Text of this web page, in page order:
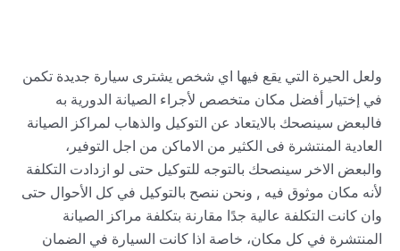
ولعل الحيرة التي يقع فيها اي شخص يشترى سيارة جديدة تكمن
في إختيار أفضل مكان متخصص لأجراء الصيانة الدورية به
فالبعض سينصحك بالايتعاد عن التوكيل والذهاب لمراكز الصيانة
العادية المنتشرة فى الكثير من الاماكن من اجل التوفير،
والبعض الاخر سينصحك بالتوجه للتوكيل حتى لو ازدادت التكلفة
لأنه مكان موثوق فيه , ونحن ننصح بالتوكيل في كل الأحوال حتى
وان كانت التكلفة عالية جدًا مقارنة بتكلفة مراكز الصيانة
المنتشرة في كل مكان، خاصة اذا كانت السيارة في الضمان